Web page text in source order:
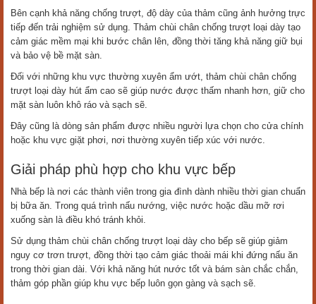
Bên cạnh khả năng chống trượt, độ dày của thảm cũng ảnh hưởng trực
tiếp đến trải nghiệm sử dụng. Thảm chùi chân chống trượt loại dày tạo
cảm giác mềm mại khi bước chân lên, đồng thời tăng khả năng giữ bụi
và bảo vệ bề mặt sàn.
Đối với những khu vực thường xuyên ẩm ướt, thảm chùi chân chống
trượt loại dày hút ẩm cao sẽ giúp nước được thấm nhanh hơn, giữ cho
mặt sàn luôn khô ráo và sạch sẽ.
Đây cũng là dòng sản phẩm được nhiều người lựa chọn cho cửa chính
hoặc khu vực giặt phơi, nơi thường xuyên tiếp xúc với nước.
Giải pháp phù hợp cho khu vực bếp
Nhà bếp là nơi các thành viên trong gia đình dành nhiều thời gian chuẩn
bị bữa ăn. Trong quá trình nấu nướng, việc nước hoặc dầu mỡ rơi
xuống sàn là điều khó tránh khỏi.
Sử dụng thảm chùi chân chống trượt loại dày cho bếp sẽ giúp giảm
nguy cơ trơn trượt, đồng thời tạo cảm giác thoải mái khi đứng nấu ăn
trong thời gian dài. Với khả năng hút nước tốt và bám sàn chắc chắn,
thảm góp phần giúp khu vực bếp luôn gọn gàng và sạch sẽ.